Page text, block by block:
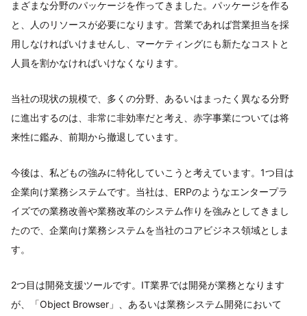
まざまな分野のパッケージを作ってきました。パッケージを作る
と、人のリソースが必要になります。営業であれば営業担当を採
用しなければいけませんし、マーケティングにも新たなコストと
人員を割かなければいけなくなります。
当社の現状の規模で、多くの分野、あるいはまったく異なる分野
に進出するのは、非常に非効率だと考え、赤字事業については将
来性に鑑み、前期から撤退しています。
今後は、私どもの強みに特化していこうと考えています。1つ目は
企業向け業務システムです。当社は、ERPのようなエンタープラ
イズでの業務改善や業務改革のシステム作りを強みとしてきまし
たので、企業向け業務システムを当社のコアビジネス領域としま
す。
2つ目は開発支援ツールです。IT業界では開発が業務となります
が、「Object Browser」、あるいは業務システム開発において